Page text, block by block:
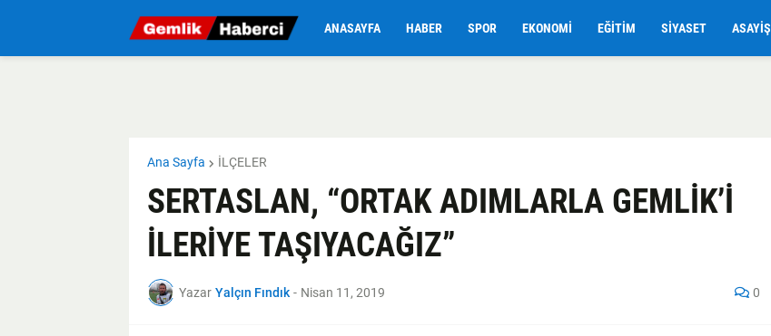
ANASAYFA HABER SPOR EKONOMI EĞITIM SIYASET ASAYIŞ
Ana Sayfa İLÇELER
SERTASLAN, “ORTAK ADIMLARLA GEMLİK’İ
İLERİYE TAŞIYACAĞIZ”
Yazar Yalçın Fındık - Nisan 11, 2019 0